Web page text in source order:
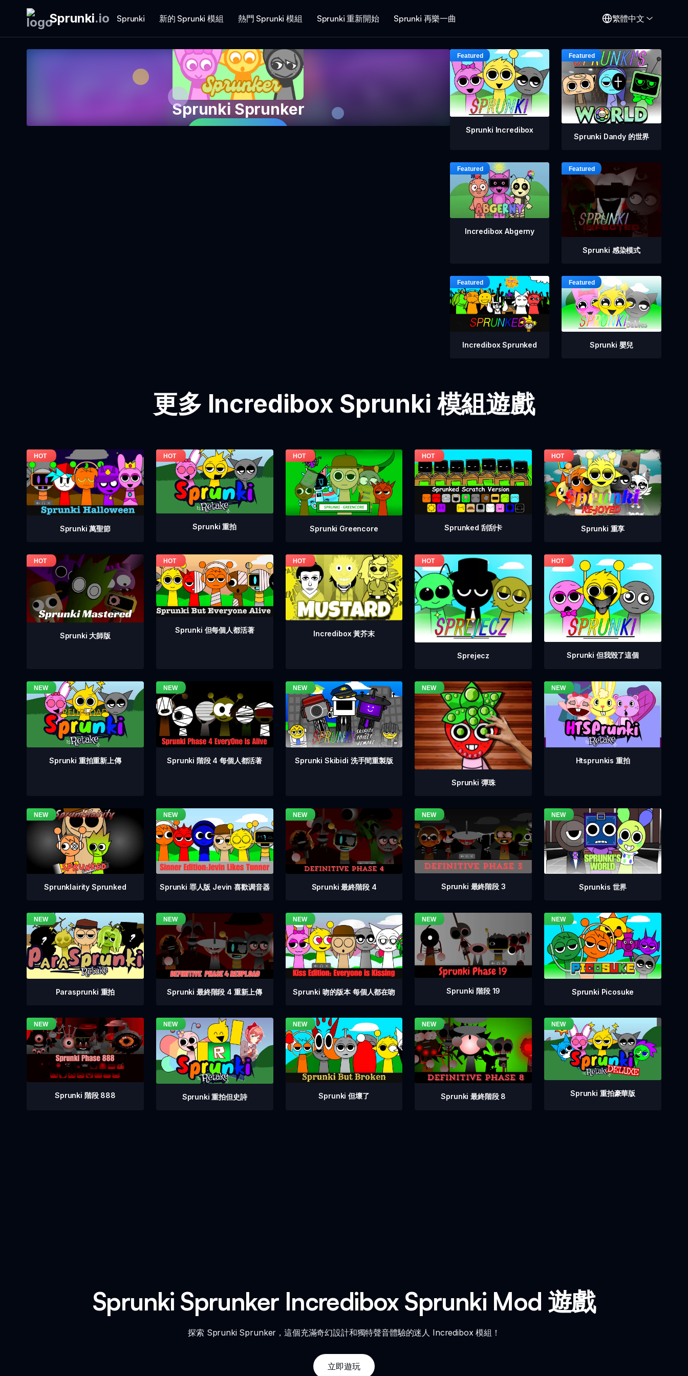
Sprunki.io Sprunki 新的 Sprunki 模組 熱門 Sprunki 模組 Sprunki 重新開始 Sprunki 再樂一曲 繁體中文
Sprunki Sprunker
Sprunki Incredibox
Sprunki Dandy 的世界
Incredibox Abgerny
Sprunki 感染模式
Incredibox Sprunked Sprunki 嬰兒
更多 Incredibox Sprunki 模組遊戲
Sprunki 萬聖節 Sprunki 重拍 Sprunki Greencore Sprunked 刮刮卡 Sprunki 重享
Sprunki 大師版
Sprunki 但每個人都活著 Incredibox 黃芥末
Sprejecz Sprunki 但我毀了這個
Sprunki 重拍重新上傳 Sprunki 階段 4 每個人都活著 Sprunki Skibidi 洗手間重製版
Sprunki 彈珠
Htsprunkis 重拍
Sprunklairity Sprunked Sprunki 罪人版 Jevin 喜歡调音器 Sprunki 最終階段 4 Sprunki 最終階段 3 Sprunkis 世界
Parasprunki 重拍 Sprunki 最終階段 4 重新上傳 Sprunki 吻的版本 每個人都在吻 Sprunki 階段 19 Sprunki Picosuke
Sprunki 階段 888 Sprunki 重拍但史詩 Sprunki 但壞了 Sprunki 最終階段 8 Sprunki 重拍豪華版
Sprunki Sprunker Incredibox Sprunki Mod 遊戲
探索 Sprunki Sprunker，這個充滿奇幻設計和獨特聲音體驗的迷人 Incredibox 模組！
立即遊玩